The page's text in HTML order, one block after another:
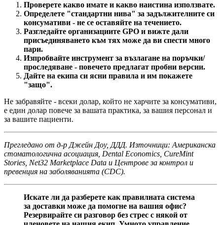
Проверете какво имате и какво наистина използвате.
Определете "стандартни нива" за задължителните си
консумативи - не се оставяйте на течението.
Разгледайте организациите GPO и вижте дали
присъединяването към тях може да ви спести много
пари.
Изпробвайте инструмент за възлагане на поръчки/
проследяване - повечето предлагат пробни версии.
Дайте на екипа си ясни правила и им покажете
"защо".
Не забравяйте - всеки долар, който не харчите за консумативи,
е един долар повече за вашата практика, за вашия персонал и
за вашите пациенти.
Прегледано от д-р Джейн Доу, ДДД. Източници: Американска
стоматологична асоциация, Dental Economics, CureMint
Stories, Net32 Marketplace Data и Центрове за контрол и
превенция на заболяванията (CDC).
Искате ли да разберете как правилната система
за доставки може да помогне на вашия офис?
Резервирайте си разговор без стрес с някой от